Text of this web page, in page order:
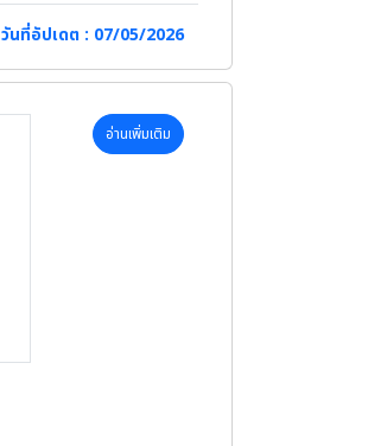
วันที่อัปเดต : 07/05/2026
อ่านเพิ่มเติม